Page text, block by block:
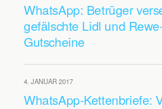
WhatsApp: Betrüger
gefälschte Lidl und
Gutscheine
4. JANUAR 2017
WhatsApp-Kettenbriefe: